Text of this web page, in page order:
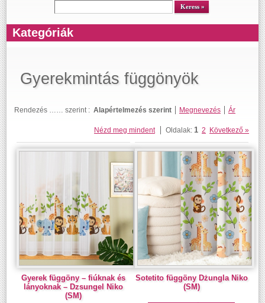
Kategóriák
Gyerekmintás függönyök
Rendezés …… szerint : Alapértelmezés szerint Megnevezés Ár
Nézd meg mindent Oldalak: 1 2 Következő »
Gyerek függöny – fiúknak és
lányoknak – Dzsungel Niko
(SM)
Sotetito függöny Dżungla Niko
(SM)